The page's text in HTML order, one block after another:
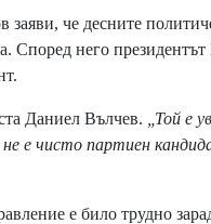
че десните
Според него
Даниел Вълчев.
„Той е
е чисто партиен
е било трудно